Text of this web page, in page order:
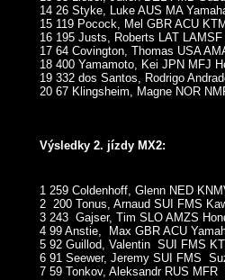
14 26 Styke, Luke AUS MA
15 119 Pocock, Mel GBR ACU
16 195 Justs, Roberts LAT
17 64 Covington, Thomas USA
18 400 Yamamoto, Kei JPN MFJ
19 332 dos Santos, Rodrigo
20 67 Klingsheim, Magne NOR
Výsledky 2. jízdy MX2:
1 259 Coldenhoff, Glenn NED
2 200 Tonus, Arnaud SUI FMS
3 243 Gajser, Tim SLO AMZS
4 99 Anstie, Max GBR ACU
5 92 Guillod, Valentin SUI FMS
6 91 Seewer, Jeremy SUI FMS
7 59 Tonkov, Aleksandr RUS MFR